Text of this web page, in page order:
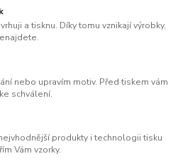
a tisknu. Díky tomu vznikají výrobky,
nebo upravím motiv. Před tiskem vám
schválení.
produkty i technologii tisku
Vám vzorky.